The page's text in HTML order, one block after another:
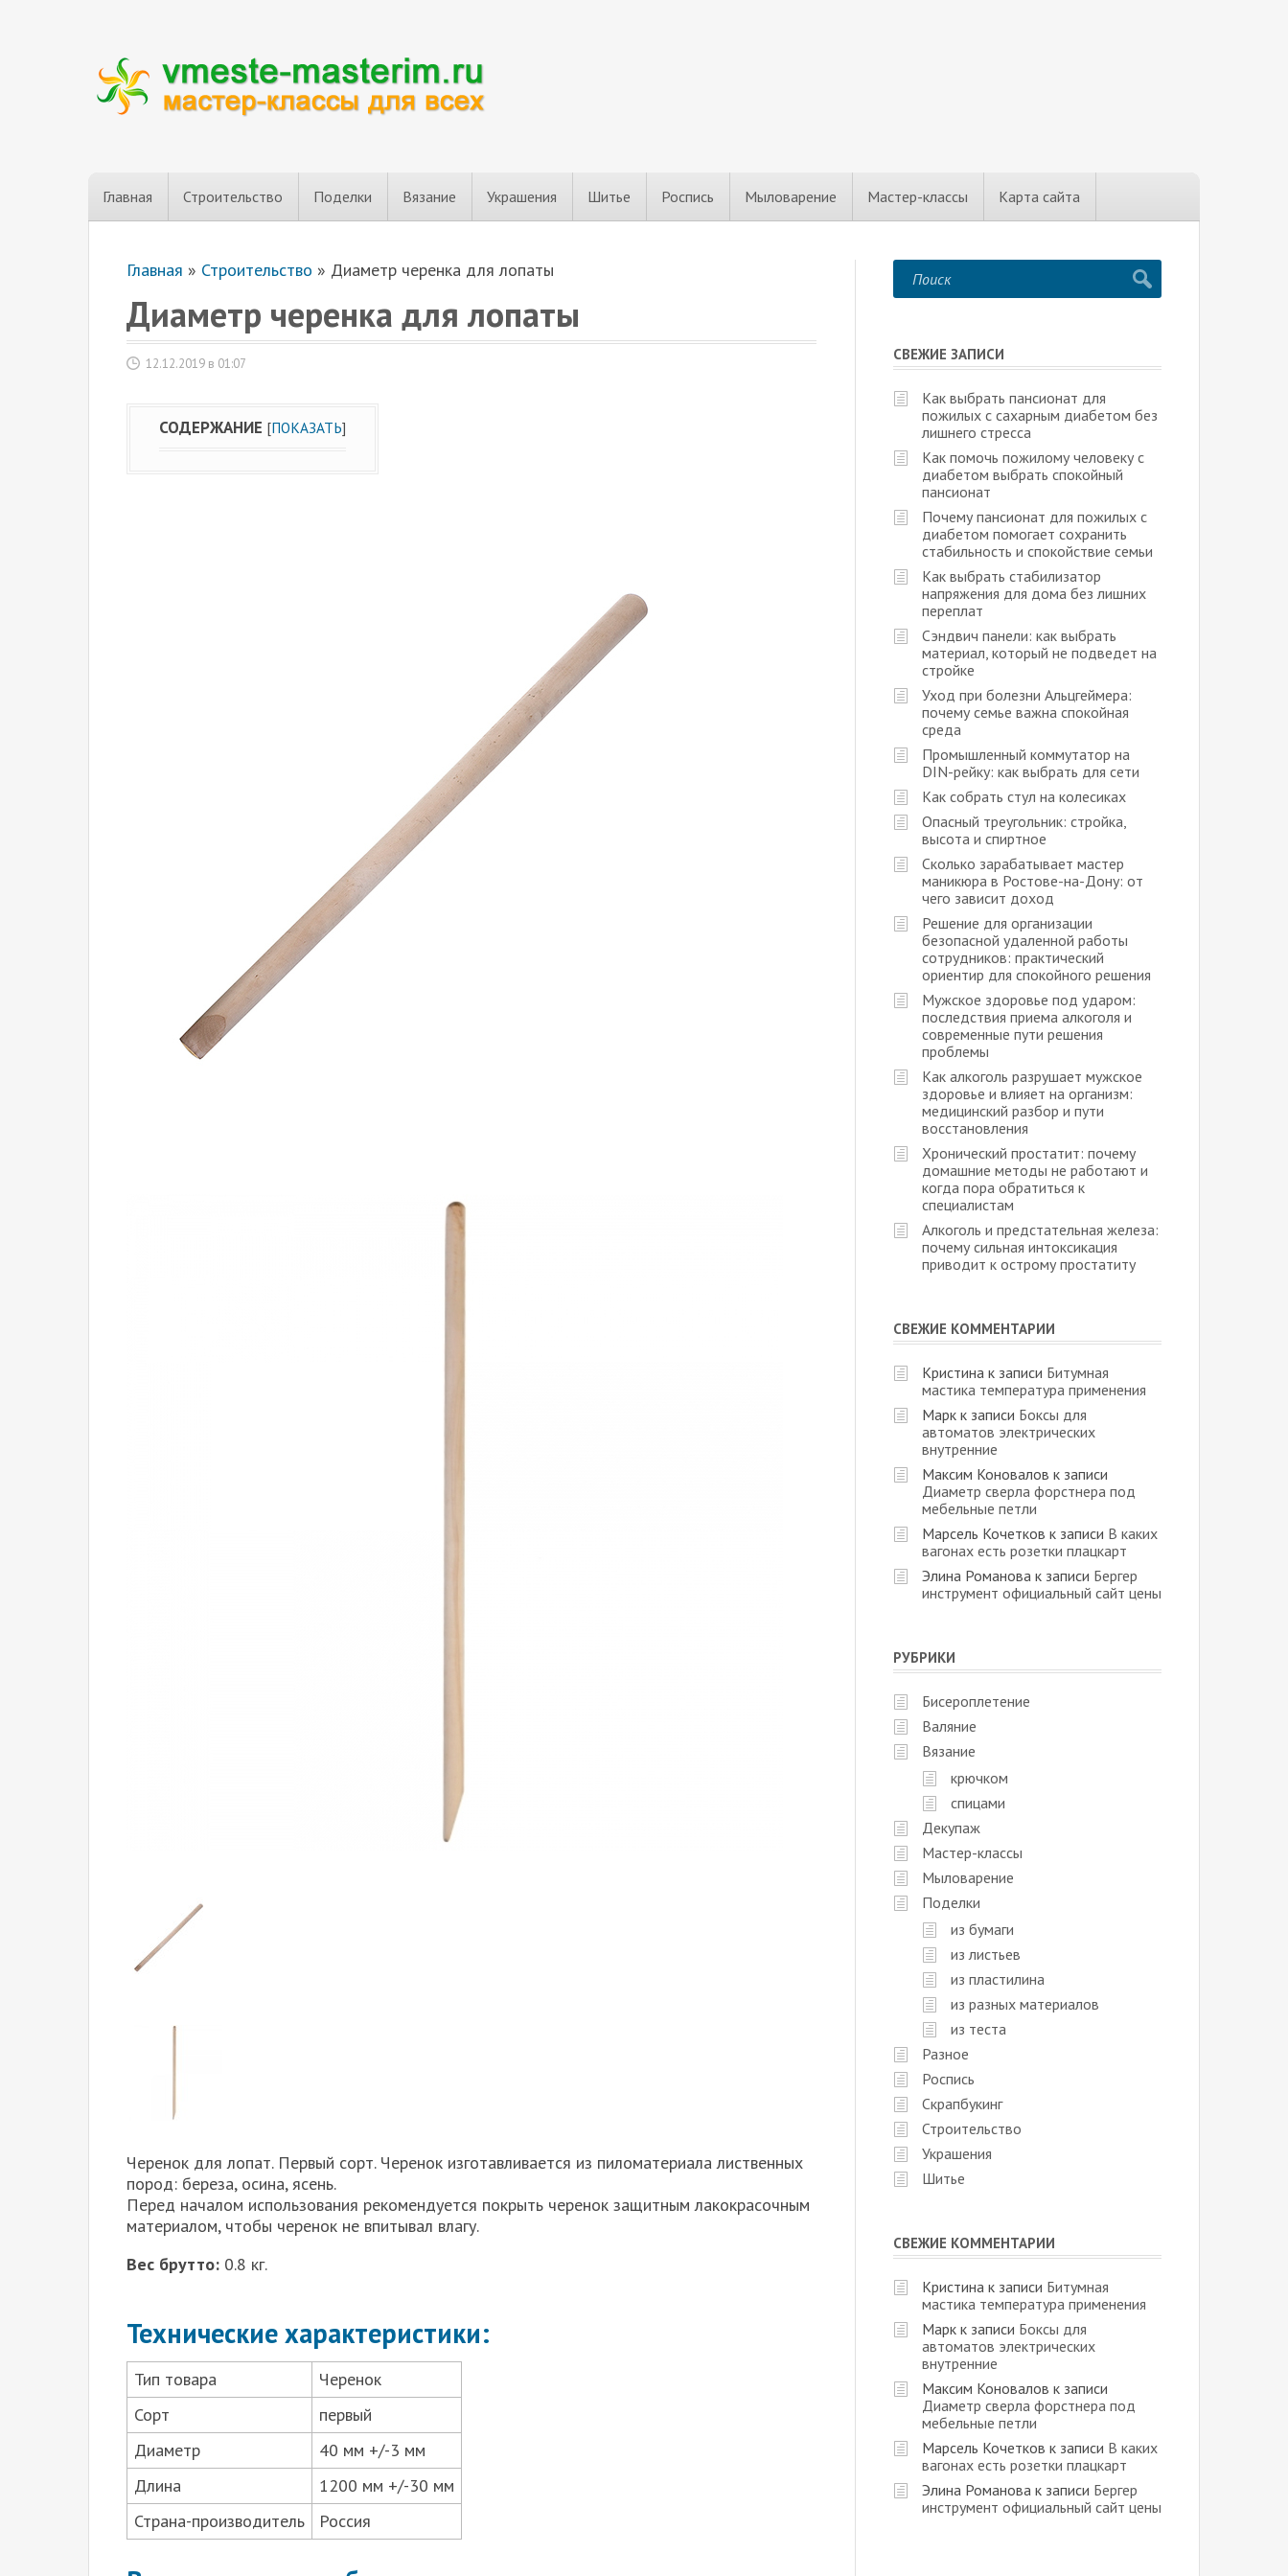
Главная Строительство Поделки Вязание Украшения Шитье Роспись Мыловарение Мастер-классы Карта сайта
Главная » Строительство » Диаметр черенка для лопаты
Диаметр черенка для лопаты
12.12.2019 в 01:07
СОДЕРЖАНИЕ [ПОКАЗАТЬ]
Черенок для лопат. Первый сорт. Черенок изготавливается из пиломатериала лиственных
пород: береза, осина, ясень.
Перед началом использования рекомендуется покрыть черенок защитным лакокрасочным
материалом, чтобы черенок не впитывал влагу.
Вес брутто: 0.8 кг.
Технические характеристики:
Тип товара
Черенок
Сорт
первый
Диаметр
40 мм +/-3 мм
Длина
1200 мм +/-30 мм
Страна-производитель
Россия
СВЕЖИЕ ЗАПИСИ
Как выбрать пансионат для
пожилых с сахарным диабетом без
лишнего стресса
Как помочь пожилому человеку с
диабетом выбрать спокойный
пансионат
Почему пансионат для пожилых с
диабетом помогает сохранить
стабильность и спокойствие семьи
Как выбрать стабилизатор
напряжения для дома без лишних
переплат
Сэндвич панели: как выбрать
материал, который не подведет на
стройке
Уход при болезни Альцгеймера:
почему семье важна спокойная
среда
Промышленный коммутатор на
DIN-рейку: как выбрать для сети
Как собрать стул на колесиках
Опасный треугольник: стройка,
высота и спиртное
Сколько зарабатывает мастер
маникюра в Ростове-на-Дону: от
чего зависит доход
Решение для организации
безопасной удаленной работы
сотрудников: практический
ориентир для спокойного решения
Мужское здоровье под ударом:
последствия приема алкоголя и
современные пути решения
проблемы
Как алкоголь разрушает мужское
здоровье и влияет на организм:
медицинский разбор и пути
восстановления
Хронический простатит: почему
домашние методы не работают и
когда пора обратиться к
специалистам
Алкоголь и предстательная железа:
почему сильная интоксикация
приводит к острому простатиту
СВЕЖИЕ КОММЕНТАРИИ
Кристина к записи Битумная
мастика температура применения
Марк к записи Боксы для
автоматов электрических
внутренние
Максим Коновалов к записи
Диаметр сверла форстнера под
мебельные петли
Марсель Кочетков к записи В каких
вагонах есть розетки плацкарт
Элина Романова к записи Бергер
инструмент официальный сайт цены
РУБРИКИ
Бисероплетение
Валяние
Вязание
крючком
спицами
Декупаж
Мастер-классы
Мыловарение
Поделки
из бумаги
из листьев
из пластилина
из разных материалов
из теста
Разное
Роспись
Скрапбукинг
Строительство
Украшения
Шитье
СВЕЖИЕ КОММЕНТАРИИ
Кристина к записи Битумная
мастика температура применения
Марк к записи Боксы для
автоматов электрических
внутренние
Максим Коновалов к записи
Диаметр сверла форстнера под
мебельные петли
Марсель Кочетков к записи В каких
вагонах есть розетки плацкарт
Элина Романова к записи Бергер
инструмент официальный сайт цены